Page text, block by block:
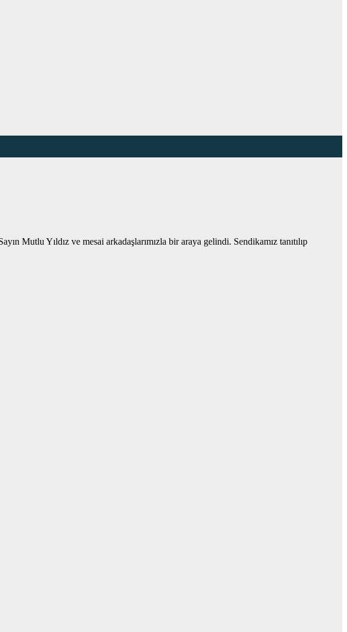
Mutlu Yıldız ve mesai arkadaşlarımızla bir araya gelindi. Sendikamız tanıtılıp